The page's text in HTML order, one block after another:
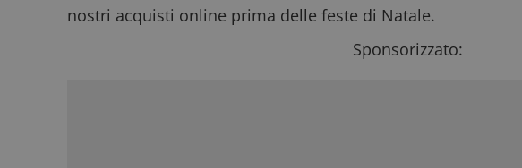
nostri acquisti online prima delle feste di Natale.
Sponsorizzato: